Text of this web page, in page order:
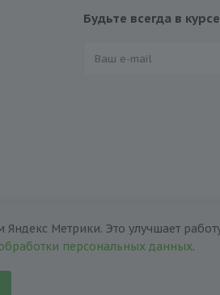
Будьте всегда в
Метрики. Это улучшает
персональных данных.